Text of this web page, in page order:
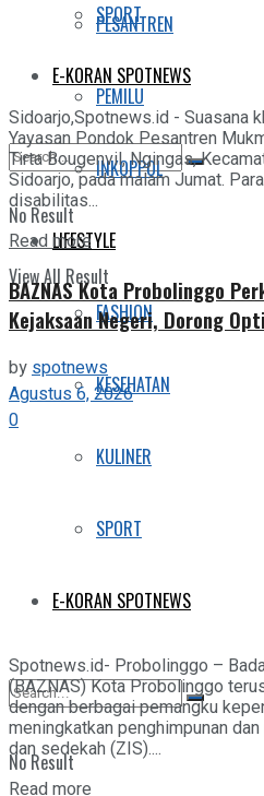
SPORT
E-KORAN SPOTNEWS
No Result
View All Result
PESANTREN
PEMILU
INKOPPOL
LIFESTYLE
FASHION
KESEHATAN
KULINER
SPORT
E-KORAN SPOTNEWS
No Result
Sidoarjo,Spotnews.id - Suasana
Yayasan Pondok Pesantren
Tirta Bougenvil, Ngingas,
Sidoarjo, pada malam Jumat.
disabilitas...
Read moreDetails
BAZNAS Kota Probolinggo
Kejaksaan Negeri, Dorong
by spotnews
Agustus 6, 2026
0
Spotnews.id- Probolinggo –
(BAZNAS) Kota Probolinggo
dengan berbagai pemangku
meningkatkan penghimpunan
dan sedekah (ZIS)....
Read more